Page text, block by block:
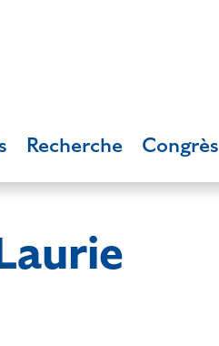
Recherche Congrès